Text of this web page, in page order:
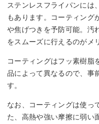
ステンレスフライパンには
もあります。コーティング
や焦げつきを予防可能。汚
をスムーズに行えるのがメ
コーティングはフッ素樹脂
品によって異なるので、事
す。
なお、コーティングは使っ
た、高熱や強い摩擦に弱い